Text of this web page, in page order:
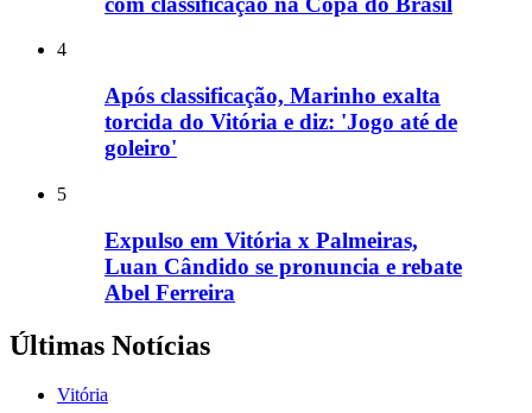
4
Após classificação, Marinho exalta
torcida do Vitória e diz: 'Jogo até de
goleiro'
5
Expulso em Vitória x Palmeiras,
Luan Cândido se pronuncia e rebate
Abel Ferreira
Últimas Notícias
Vitória